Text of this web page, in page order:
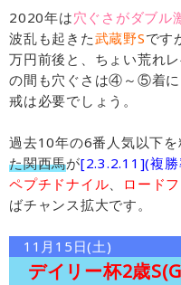
2020年は穴ぐさがダブル
波乱も起きた武蔵野Sです
万円前後と、ちょい荒れ
の間も穴ぐさは④～⑤着に
戒は必要でしょう。
過去10年の6番人気以下
た関西馬が[2.3.2.11](複
ペプチドナイル、 ロード
ばチャンス拡大です。
11月15日(土)
デイリー杯2歳